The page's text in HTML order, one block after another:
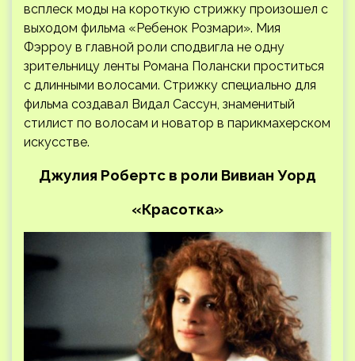
всплеск моды на короткую стрижку произошел с
выходом фильма «Ребенок Розмари». Мия
Фэрроу в главной роли сподвигла не одну
зрительницу ленты Романа Полански проститься
с длинными волосами. Стрижку специально для
фильма создавал Видал Сассун, знаменитый
стилист по волосам и новатор в парикмахерском
искусстве.
Джулия Робертс в роли Вивиан Уорд
«Красотка»